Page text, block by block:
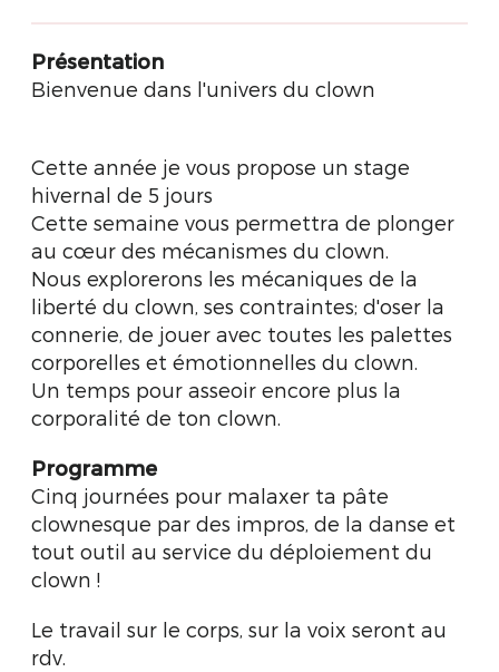
Présentation
Bienvenue dans l'univers du clown
Cette année je vous propose un stage
hivernal de 5 jours
Cette semaine vous permettra de plonger
au cœur des mécanismes du clown.
Nous explorerons les mécaniques de la
liberté du clown, ses contraintes; d'oser la
connerie, de jouer avec toutes les palettes
corporelles et émotionnelles du clown.
Un temps pour asseoir encore plus la
corporalité de ton clown.
Programme
Cinq journées pour malaxer ta pâte
clownesque par des impros, de la danse et
tout outil au service du déploiement du
clown !
Le travail sur le corps, sur la voix seront au
rdv.